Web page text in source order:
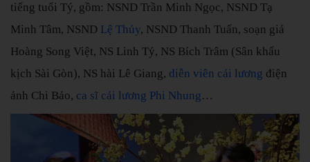
tiếng tuổi Tý, gồm: NSND Trần Minh Ngọc, NSND Tạ
Minh Tâm, NSND Lệ Thủy, NSND Thanh Tuấn, soạn giả
Hoàng Song Việt, NS Linh Tý, NS Bích Trâm (Sân khấu
kịch Sài Gòn), NS hài Lê Giang, diễn viên cải lương điện
ảnh Chi Bảo, ca sĩ cải lương Phi Nhung …